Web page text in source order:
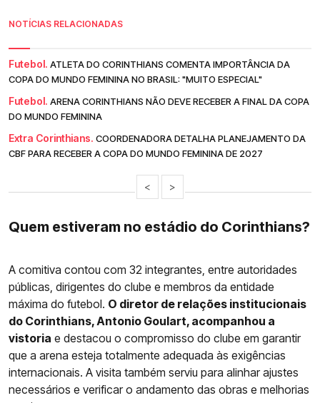
NOTÍCIAS RELACIONADAS
Futebol. ATLETA DO CORINTHIANS COMENTA IMPORTÂNCIA DA
COPA DO MUNDO FEMININA NO BRASIL: "MUITO ESPECIAL"
Futebol. ARENA CORINTHIANS NÃO DEVE RECEBER A FINAL DA COPA
DO MUNDO FEMININA
Extra Corinthians. COORDENADORA DETALHA PLANEJAMENTO DA
CBF PARA RECEBER A COPA DO MUNDO FEMININA DE 2027
< >
Quem estiveram no estádio do Corinthians?
A comitiva contou com 32 integrantes, entre autoridades
públicas, dirigentes do clube e membros da entidade
máxima do futebol. O diretor de relações institucionais
do Corinthians, Antonio Goulart, acompanhou a
vistoria e destacou o compromisso do clube em garantir
que a arena esteja totalmente adequada às exigências
internacionais. A visita também serviu para alinhar ajustes
necessários e verificar o andamento das obras e melhorias